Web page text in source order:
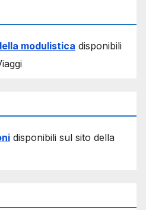
modulistica disponibili
disponibili sul sito della